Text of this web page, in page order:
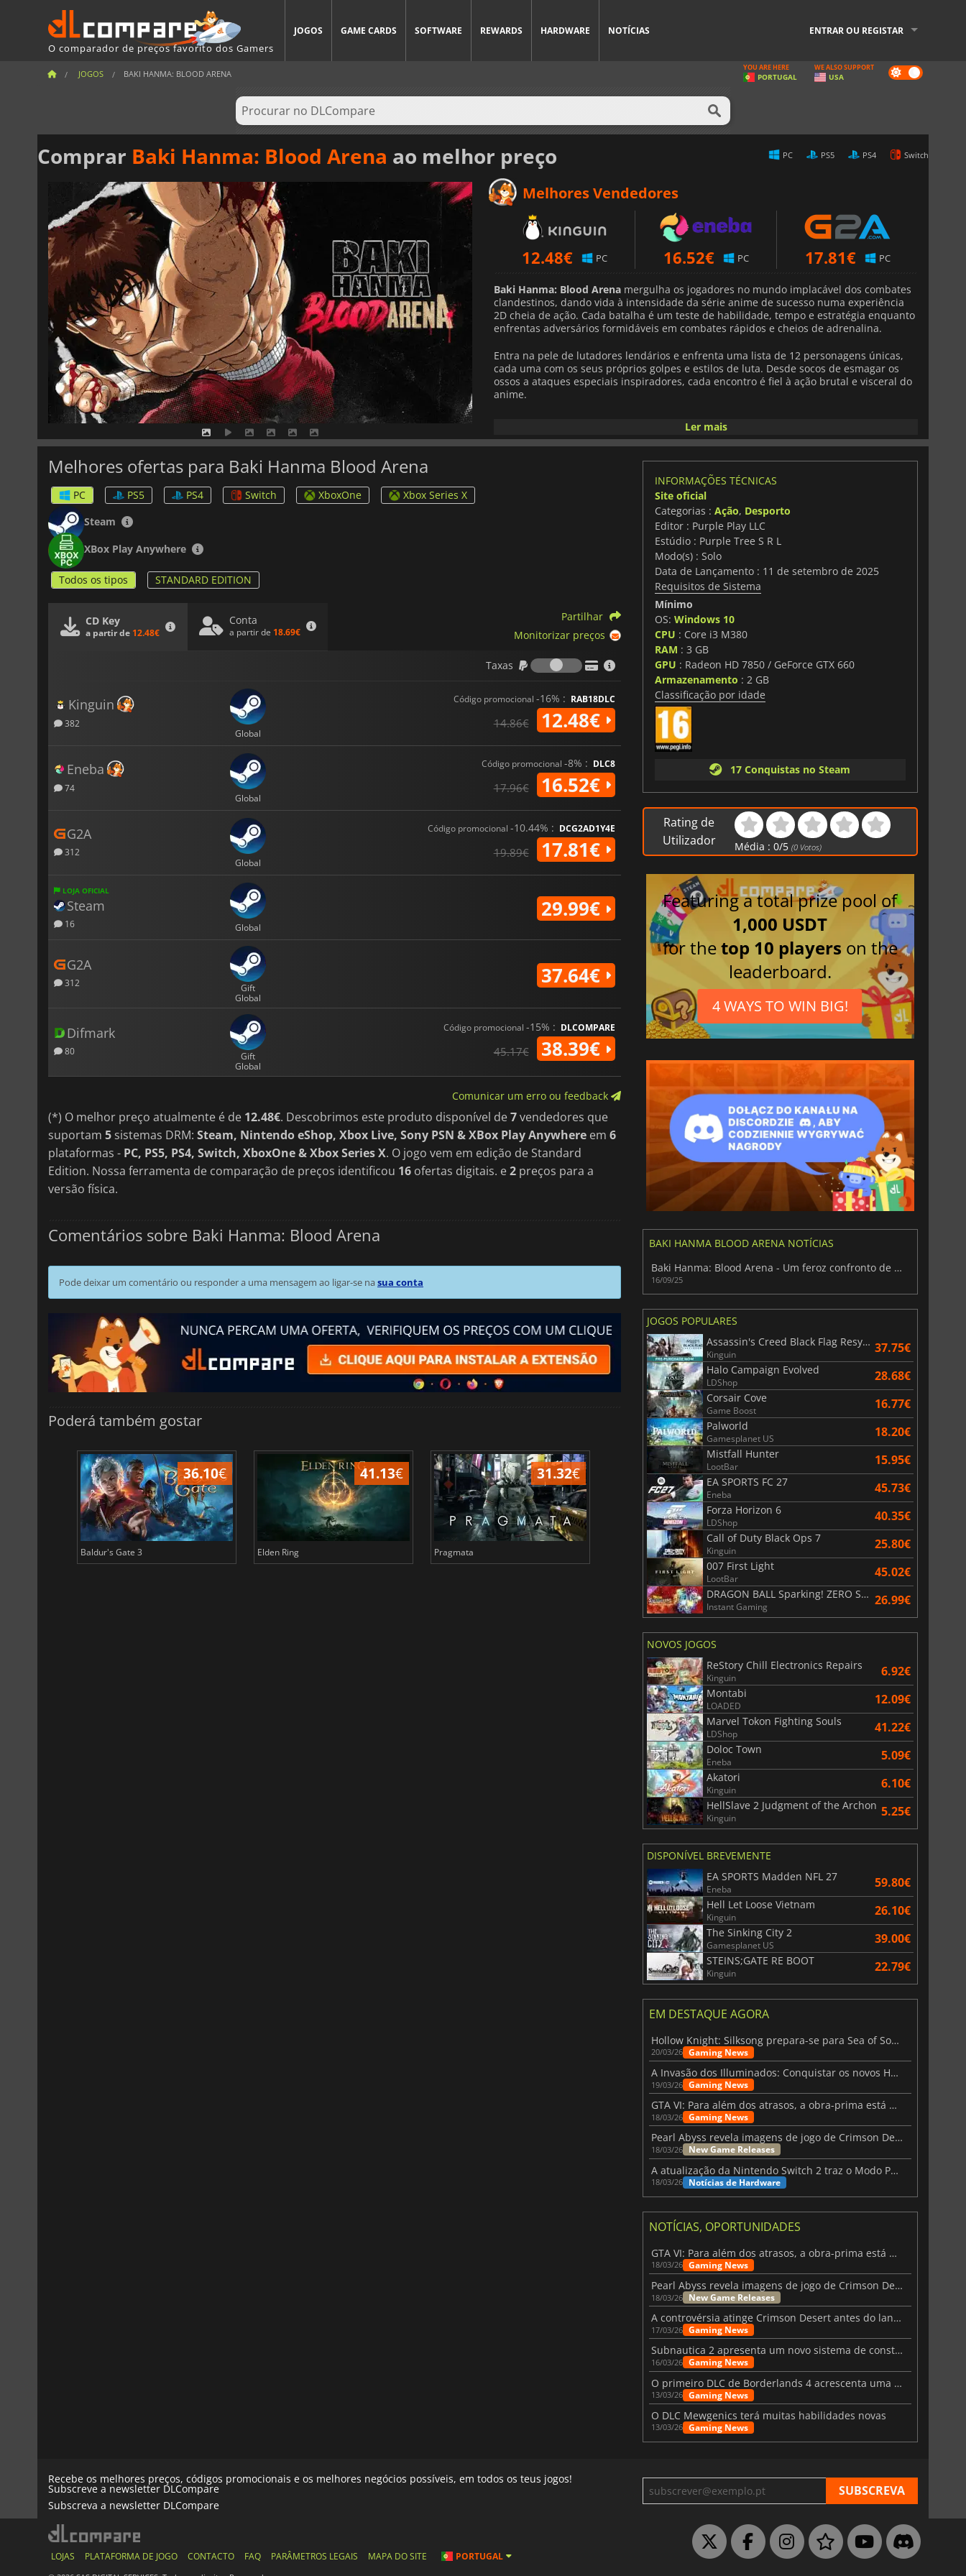
O comparador de preços favorito dos Gamers
JOGOS GAME CARDS SOFTWARE REWARDS HARDWARE NOTÍCIAS ENTRAR OU REGISTAR
JOGOS BAKI HANMA: BLOOD ARENA Dark
mode
YOU ARE HERE
PORTUGAL
WE ALSO SUPPORT
USA
Comprar Baki Hanma: Blood Arena ao melhor preço PC PS5 PS4 Switch
Melhores Vendedores
12.48€ PC 16.52€ PC 17.81€ PC
Baki Hanma: Blood Arena mergulha os jogadores no mundo implacável dos combates
clandestinos, dando vida à intensidade da série anime de sucesso numa experiência
2D cheia de ação. Cada batalha é um teste de habilidade, tempo e estratégia enquanto
enfrentas adversários formidáveis em combates rápidos e cheios de adrenalina.
Entra na pele de lutadores lendários e enfrenta uma lista de 12 personagens únicas,
cada uma com os seus próprios golpes e estilos de luta. Desde socos de esmagar os
ossos a ataques especiais inspiradores, cada encontro é fiel à ação brutal e visceral do
anime.
Luta em cinco arenas dinâmicas, desde clubes subterrâneos pouco iluminados a
grandes palcos de torneios, cada um concebido para desafiar os teus reflexos e manter
cada combate fresco e imprevisível. Domina o timing dos teus golpes e bloqueios e usa
as habilidades da tua personagem estrategicamente para dominar a competição.
A complementar as batalhas intensas está uma banda sonora original que aumenta a
emoção de cada confronto, mergulhando-o no mundo de alto risco de Baki Hanma.
Com uma jogabilidade que recompensa a precisão e a perícia em vez do simples
Baki Hanma: Blood Arenaoferece um desafio profundamente
satisfatório tanto para os fãs de longa data como para os recém-chegados à série.
Prepara-te para uma luta brutal, rápida e implacável. Baki Hanma: Blood Arena
Ler mais
Melhores ofertas para Baki Hanma Blood Arena
PC PS5 PS4 Switch XboxOne
Xbox Series X
Steam
XBox Play Anywhere
Todos os tipos STANDARD EDITION
CD Key
a partir de 12.48€
Conta
a partir de 18.69€
Partilhar
Monitorizar preços
Taxas
Taxas
Kinguin
382
Global
Código promocional -16% : RAB18DLC
14.86€ 12.48€
Eneba
74
Global
Código promocional -8% : DLC8
17.96€ 16.52€
G2A
312
Global
Código promocional -10.44% : DCG2AD1Y4E
19.89€ 17.81€
LOJA OFICIAL
Steam
16 Global
29.99€
G2A
312
Gift
Global
37.64€
Difmark
80
Gift
Global
Código promocional -15% : DLCOMPARE
45.17€ 38.39€
Comunicar um erro ou feedback
(*) O melhor preço atualmente é de 12.48€. Descobrimos este produto disponível de7vendedores que
suportam 5 sistemas DRM: Steam, Nintendo eShop, Xbox Live, Sony PSN & XBox Play Anywhere em 6
plataformas - PC, PS5, PS4, Switch, XboxOne & Xbox Series X. O jogo vem em edição de Standard
Edition. Nossa ferramenta de comparação de preços identificou 16 ofertas digitais. e2 preços para a
versão física.
Comentários sobre Baki Hanma: Blood Arena
Pode deixar um comentário ou responder a uma mensagem ao ligar-se nasua conta
Poderá também gostar
36.10€
Baldur's Gate 3
41.13€
Elden Ring
31.32€
Pragmata
6.75€
Total War WARHAMMER 3
15.48
INFORMAÇÕES TÉCNICAS
Site oficial
Categorias : Ação, Desporto
Editor : Purple Play LLC
Estúdio : Purple Tree S R L
Modo(s) : Solo
Data de Lançamento : 11 de setembro de 2025
Requisitos de Sistema
Mínimo
OS: Windows 10
CPU : Core i3 M380
RAM : 3 GB
GPU : Radeon HD 7850 / GeForce GTX 660
Armazenamento : 2 GB
Classificação por idade
17 Conquistas no Steam
Rating de
Utilizador
Média :0/5 (0 Votos)
Featuring a total prize pool of
1,000 USDT
for thetop 10 players on the
leaderboard.
4 WAYS TO WIN BIG!
BAKI HANMA BLOOD ARENA NOTÍCIAS
Baki Hanma: Blood Arena - Um feroz confronto de titãs
16/09/25
JOGOS POPULARES
Assassin's Creed Black Flag Resynced
Kinguin 37.75€
Halo Campaign Evolved
LDShop 28.68€
Corsair Cove
Game Boost 16.77€
Palworld
Gamesplanet US 18.20€
Mistfall Hunter
LootBar 15.95€
EA SPORTS FC 27
Eneba 45.73€
Forza Horizon 6
LDShop 40.35€
Call of Duty Black Ops 7
Kinguin 25.80€
007 First Light
LootBar 45.02€
DRAGON BALL Sparking! ZERO Super Limit Breaking NEO
Instant Gaming 26.99€
NOVOS JOGOS
ReStory Chill Electronics Repairs
Kinguin 6.92€
Montabi
LOADED 12.09€
Marvel Tokon Fighting Souls
LDShop 41.22€
Doloc Town
Eneba 5.09€
Akatori
Kinguin 6.10€
HellSlave 2 Judgment of the Archon
Kinguin 5.25€
DISPONÍVEL BREVEMENTE
EA SPORTS Madden NFL 27
Eneba 59.80€
Hell Let Loose Vietnam
Kinguin 26.10€
The Sinking City 2
Gamesplanet US 39.00€
STEINS;GATE RE BOOT
Kinguin 22.79€
EM DESTAQUE AGORA
Hollow Knight: Silksong prepara-se para Sea of Sorrow com um patch
20/03/26 Gaming News
A Invasão dos Illuminados: Conquistar os novos Helldivers 2 Atualização!
19/03/26 Gaming News
GTA VI: Para além dos atrasos, a obra-prima está quase a chegar
18/03/26 Gaming News
Pearl Abyss revela imagens de jogo de Crimson Desert para a PS5
18/03/26 New Game Releases
A atualização da Nintendo Switch 2 traz o Modo Portátil aos jogos mais antigos da Switch
18/03/26 Notícias de Hardware
NOTÍCIAS, OPORTUNIDADES
GTA VI: Para além dos atrasos, a obra-prima está quase a chegar
18/03/26 Gaming News
Pearl Abyss revela imagens de jogo de Crimson Desert para a PS5
18/03/26 New Game Releases
A controvérsia atinge Crimson Desert antes do lançamento
17/03/26 Gaming News
Subnautica 2 apresenta um novo sistema de construção de bases
16/03/26 Gaming News
O primeiro DLC de Borderlands 4 acrescenta uma nova personagem e muito mais
13/03/26 Gaming News
O DLC Mewgenics terá muitas habilidades novas
13/03/26 Gaming News
Recebe os melhores preços, códigos promocionais e os melhores negócios possíveis, em todos os teus jogos!
Subscreve a newsletter DLCompare
Subscreva a newsletter DLCompare
LOJAS PLATAFORMA DE JOGO CONTACTO FAQ PARÂMETROS LEGAIS MAPA DO SITE PORTUGAL